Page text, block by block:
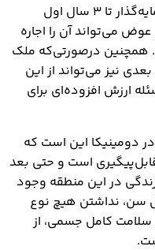
البته از شرایط اصلی این است که سرمایه‌گذار تا ۳ سال اول
می‌تواند آن را اجاره
همچنین درصورتی‌که ملک
بعدی نیز می‌تواند از این
ارزش افزوده‌ای برای
دومینیکا این است که
است و حتی بعد
زندگی در این منطقه وجود
داشتن حداقل ۱۸ سال سن، نداشتن هیچ نوع
سلامت کامل جسمی، از